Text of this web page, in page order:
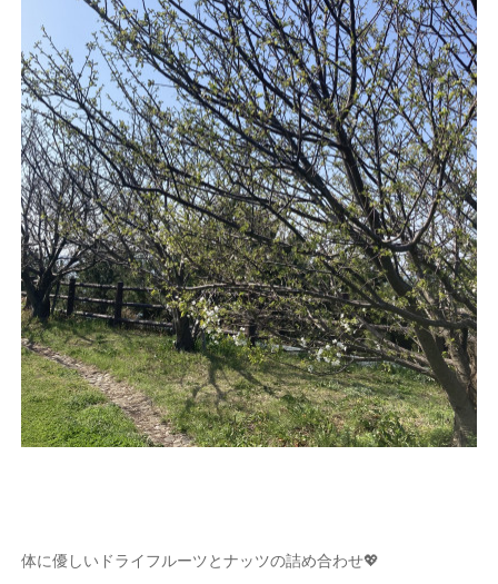
体に優しいドライフルーツとナッツの詰め合わせ💖